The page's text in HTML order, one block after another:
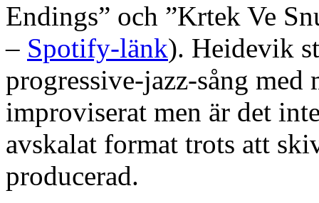
Endings” och ”Krtek Ve
– Spotify-länk). Heidevik
progressive-jazz-sång med
improviserat men är det
avskalat format trots att
producerad.